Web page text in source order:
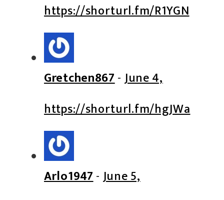
https://shorturl.fm/R1YGN
Gretchen867- June 4,
https://shorturl.fm/hgJWa
Arlo1947- June 5,